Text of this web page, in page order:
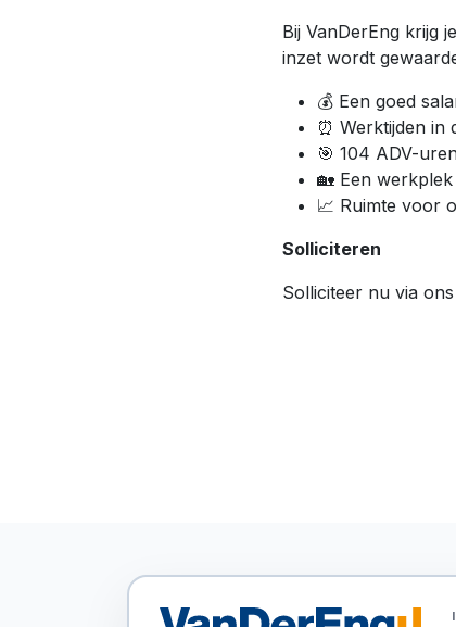
Bij VanDerEng krijg
inzet wordt
💰 Een goed
⏰ Werktijden in
🎯 104 ADV-
🏡 Een
📈 Ruimte voor
Solliciteren
Solliciteer nu via